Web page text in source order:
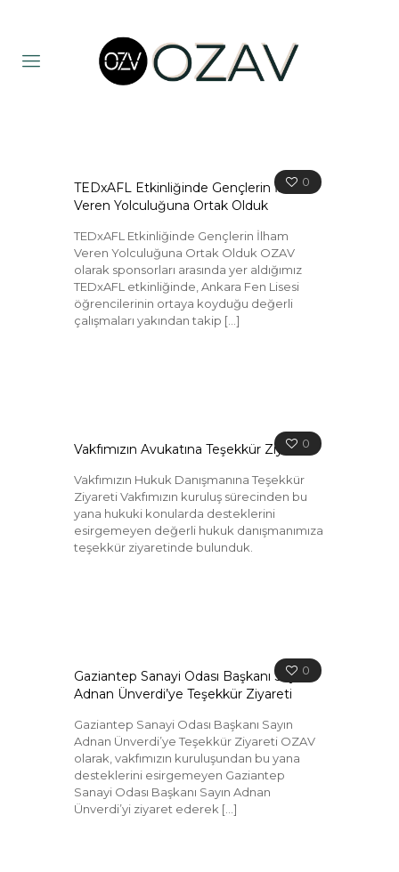
0
TEDxAFL Etkinliğinde Gençlerin İlham
Veren Yolculuğuna Ortak Olduk
TEDxAFL Etkinliğinde Gençlerin İlham
Veren Yolculuğuna Ortak Olduk OZAV
olarak sponsorları arasında yer aldığımız
TEDxAFL etkinliğinde, Ankara Fen Lisesi
öğrencilerinin ortaya koyduğu değerli
çalışmaları yakından takip […]
0
Vakfımızın Avukatına Teşekkür Ziyareti
Vakfımızın Hukuk Danışmanına Teşekkür
Ziyareti Vakfımızın kuruluş sürecinden bu
yana hukuki konularda desteklerini
esirgemeyen değerli hukuk danışmanımıza
teşekkür ziyaretinde bulunduk.
0
Gaziantep Sanayi Odası Başkanı Sayın
Adnan Ünverdi’ye Teşekkür Ziyareti
Gaziantep Sanayi Odası Başkanı Sayın
Adnan Ünverdi’ye Teşekkür Ziyareti OZAV
olarak, vakfımızın kuruluşundan bu yana
desteklerini esirgemeyen Gaziantep
Sanayi Odası Başkanı Sayın Adnan
Ünverdi’yi ziyaret ederek […]